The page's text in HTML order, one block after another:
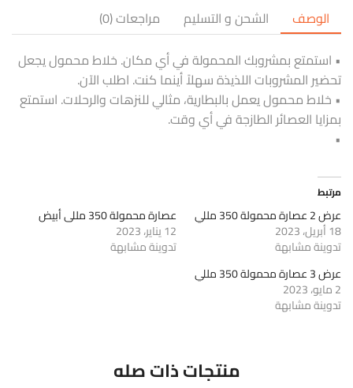
الوصف الشحن و التسليم
مراجعات (0)
• استمتع بمشروبك المحمولة في أي مكان. خلاط محمول يجعل
تحضير المشروبات اللذيذة سهلاً أينما كنت. اطلب الآن.
• خلاط محمول يعمل بالبطارية، مثالي للنزهات والرحلات. استمتع
بمزايا العصائر الطازجة في أي وقت.
•
مرتبط
عرض 2 عصارة محمولة 350 مللي
18 أبريل، 2023
تدوينة مشابهة
عصارة محمولة 350 مللى أبيض
12 يناير، 2023
تدوينة مشابهة
عرض 3 عصارة محمولة 350 مللي
2 مايو، 2023
تدوينة مشابهة
منتجات ذات صله